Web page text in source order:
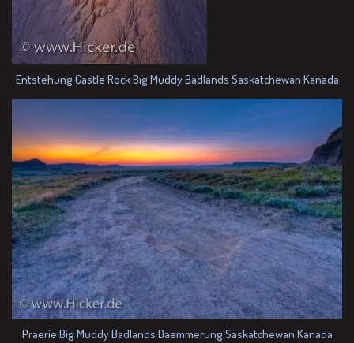
Entstehung Castle Rock Big Muddy Badlands Saskatchewan Kanada
Praerie Big Muddy Badlands Daemmerung Saskatchewan Kanada